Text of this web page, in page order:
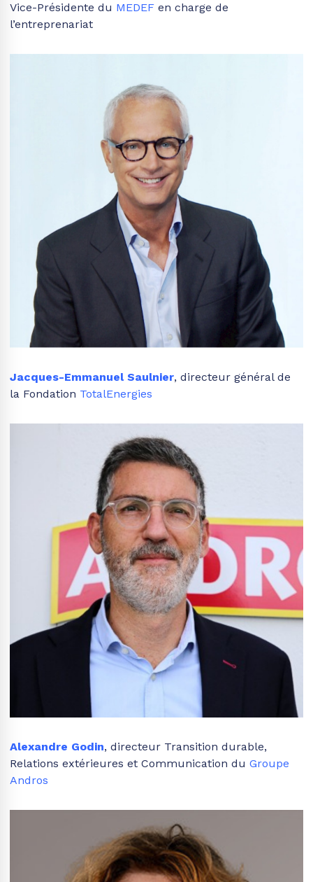
Vice-Présidente du MEDEF en charge de
l’entreprenariat
Jacques-Emmanuel Saulnier, directeur général de
la Fondation TotalEnergies
Alexandre Godin, directeur Transition durable,
Relations extérieures et Communication du Groupe
Andros